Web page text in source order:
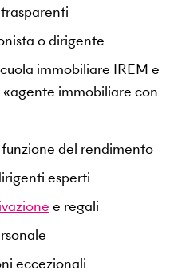
o dirigente
immobiliare IREM e
immobiliare con
del rendimento
esperti
e regali
eccezionali